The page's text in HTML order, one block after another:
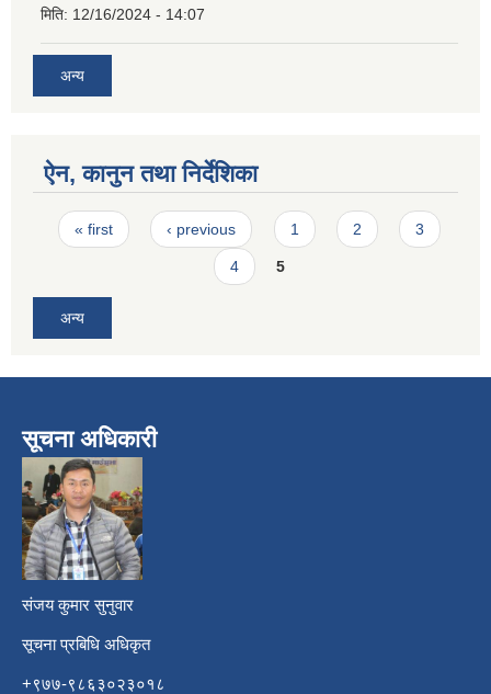
मिति: 12/16/2024 - 14:07
अन्य
ऐन, कानुन तथा निर्देशिका
Pages
« first ‹ previous 1 2 3
4 5
अन्य
सूचना अधिकारी
संजय कुमार सुनुवार
सूचना प्रबिधि अधिकृत
+९७७-९८६३०२३०१८